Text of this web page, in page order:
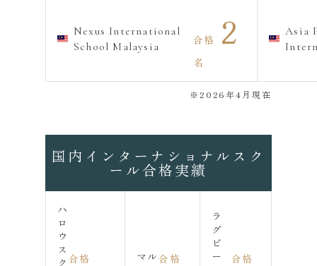
Nexus International
School Malaysia
合格 2
名
Asia
※2026年4月現在
国内インターナショナル スク
ール合格実績
ハ
ロ
ウ
ス
ク 合格
マル合格
ラ
グ
ビ
ー
合格